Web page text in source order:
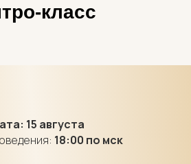
класс
15 августа
18:00 по мск